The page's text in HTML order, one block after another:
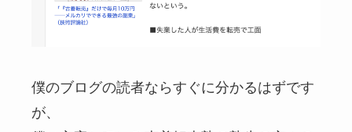
僕のブログの読者ならすぐに分かるはずです
が、